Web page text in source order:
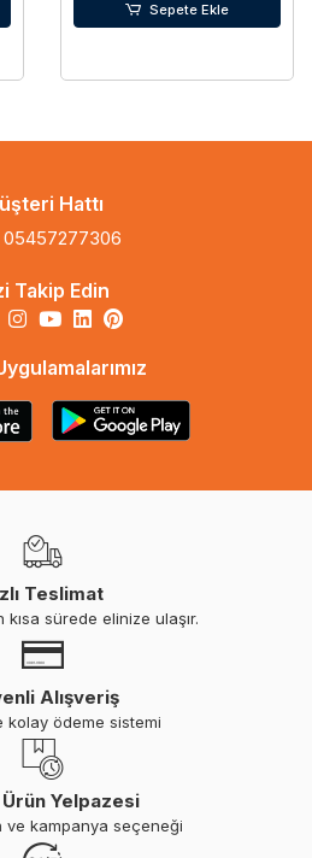
Sepete Ekle
Hattı
05457277306
Takip Edin
Teslimat
sürede elinize ulaşır.
Alışveriş
kolay ödeme sistemi
Yelpazesi
ve kampanya seçeneği